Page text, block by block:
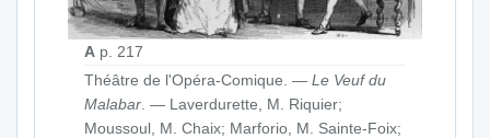
A p. 217
Théâtre de l'Opéra-Comique. — Le Veuf du
Malabar . — Laverdurette, M. Riquier;
Moussoul, M. Chaix; Marforio, M. Sainte-Foix;